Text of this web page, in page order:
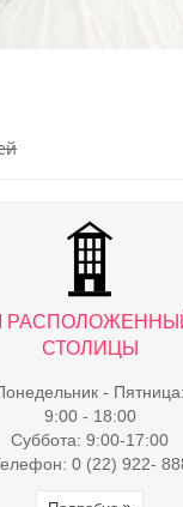
СТОЛИЦЫ
- Пятница:
9:00 - 18:00
Суббота: 9:00-17:00
0 (22) 922-